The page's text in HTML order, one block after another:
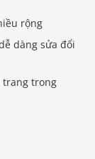
rộng
dàng sửa đổi
trang trong